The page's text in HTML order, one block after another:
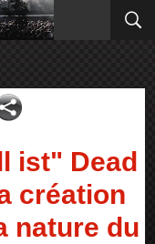
ist" Dead
création
nature du